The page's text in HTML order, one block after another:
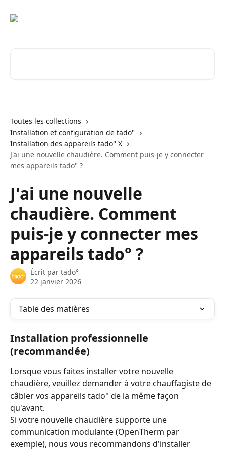
Toutes les collections
Installation et configuration de tado°
Installation des appareils tado° X
J'ai une nouvelle chaudière. Comment puis-je y connecter
mes appareils tado° ?
J'ai une nouvelle
chaudière. Comment
puis-je y connecter mes
appareils tado° ?
Écrit par tado°
22 janvier 2026
Table des matières
Installation professionnelle
(recommandée)
Lorsque vous faites installer votre nouvelle
chaudière, veuillez demander à votre chauffagiste de
câbler vos appareils tado° de la même façon
qu'avant.
Si votre nouvelle chaudière supporte une
communication modulante (OpenTherm par
exemple), nous vous recommandons d'installer